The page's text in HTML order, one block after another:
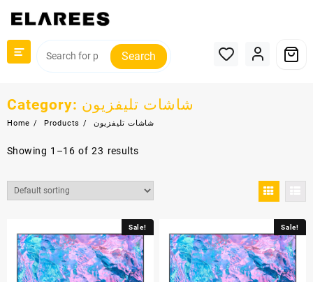
Search
Category: شاشات تليفزيون
Home Products شاشات تليفزيون
Showing 1–16 of 23 results
Sale! Sale!